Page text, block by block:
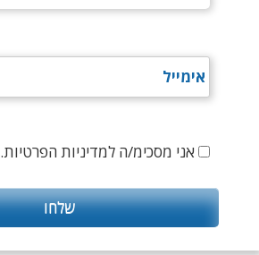
אני מסכימ/ה למדיניות הפרטיות.